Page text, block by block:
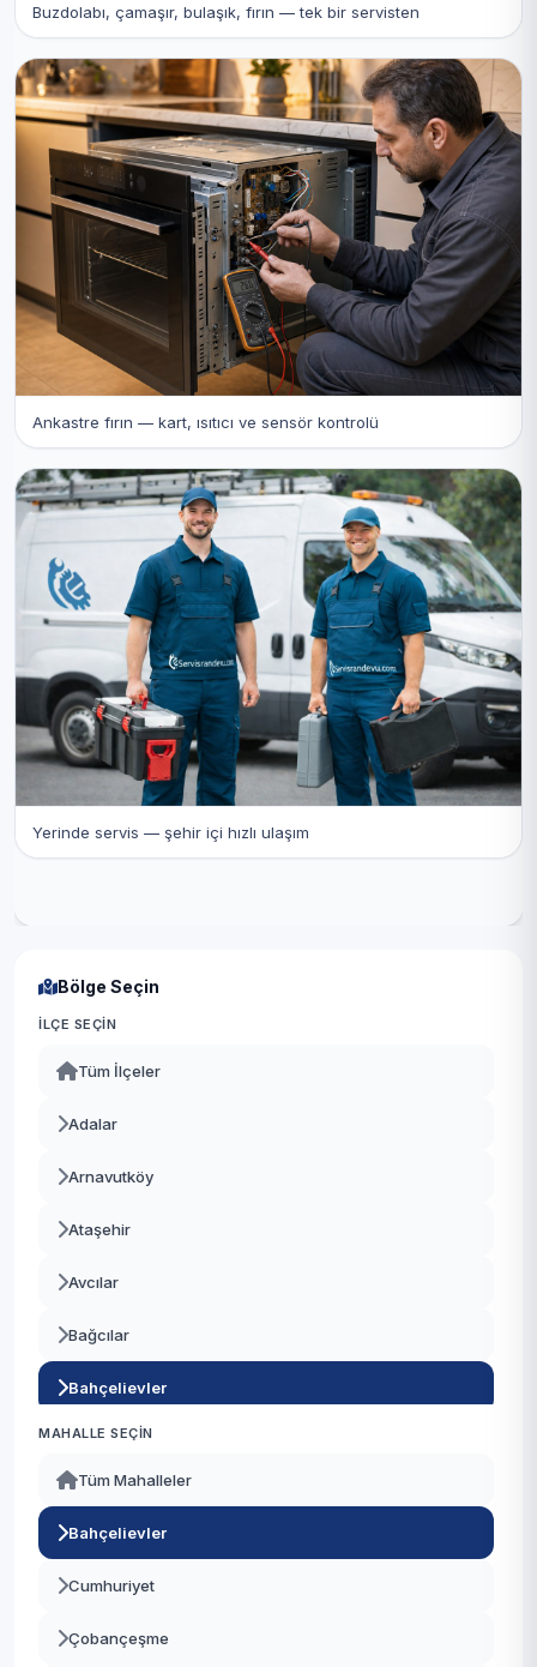
Buzdolabı, çamaşır, bulaşık, fırın — tek bir servisten
Ankastre fırın — kart, ısıtıcı ve sensör kontrolü
Yerinde servis — şehir içi hızlı ulaşım
Bölge Seçin
İLÇE SEÇIN
Tüm İlçeler
Adalar
Arnavutköy
Ataşehir
Avcılar
Bağcılar
Bahçelievler
Bakırköy
Başakşehir
Bayrampaşa
Beykoz
MAHALLE SEÇIN
Tüm Mahalleler
Bahçelievler
Cumhuriyet
Çobançeşme